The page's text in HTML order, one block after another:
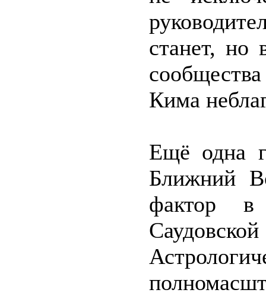
станет, но
Кима
Ещё одна
Ближний
фактор в